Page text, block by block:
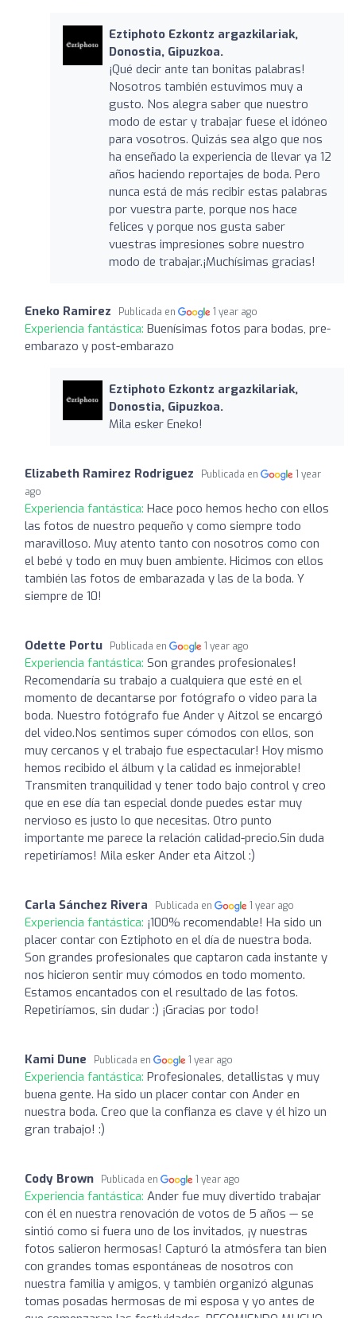
Eztiphoto Ezkontz argazkilariak,
Donostia, Gipuzkoa.
¡Qué decir ante tan bonitas palabras!
Nosotros también estuvimos muy a
gusto. Nos alegra saber que nuestro
modo de estar y trabajar fuese el idóneo
para vosotros. Quizás sea algo que nos
ha enseñado la experiencia de llevar ya 12
años haciendo reportajes de boda. Pero
nunca está de más recibir estas palabras
por vuestra parte, porque nos hace
felices y porque nos gusta saber
vuestras impresiones sobre nuestro
modo de trabajar.¡Muchísimas gracias!
Eneko Ramirez Publicada en 1 year ago
Experiencia fantástica: Buenísimas fotos para bodas, pre-
embarazo y post-embarazo
Eztiphoto Ezkontz argazkilariak,
Donostia, Gipuzkoa.
Mila esker Eneko!
Elizabeth Ramirez Rodriguez Publicada en
1 year
ago
Experiencia fantástica: Hace poco hemos hecho con ellos
las fotos de nuestro pequeño y como siempre todo
maravilloso. Muy atento tanto con nosotros como con
el bebé y todo en muy buen ambiente. Hicimos con ellos
también las fotos de embarazada y las de la boda. Y
siempre de 10!
Odette Portu Publicada en 1 year ago
Experiencia fantástica: Son grandes profesionales!
Recomendaría su trabajo a cualquiera que esté en el
momento de decantarse por fotógrafo o video para la
boda. Nuestro fotógrafo fue Ander y Aitzol se encargó
del video.Nos sentimos super cómodos con ellos, son
muy cercanos y el trabajo fue espectacular! Hoy mismo
hemos recibido el álbum y la calidad es inmejorable!
Transmiten tranquilidad y tener todo bajo control y creo
que en ese día tan especial donde puedes estar muy
nervioso es justo lo que necesitas. Otro punto
importante me parece la relación calidad-precio.Sin duda
repetiríamos! Mila esker Ander eta Aitzol :)
Carla Sánchez Rivera Publicada en 1 year ago
Experiencia fantástica: ¡100% recomendable! Ha sido un
placer contar con Eztiphoto en el día de nuestra boda.
Son grandes profesionales que captaron cada instante y
nos hicieron sentir muy cómodos en todo momento.
Estamos encantados con el resultado de las fotos.
Repetiríamos, sin dudar :) ¡Gracias por todo!
Kami Dune Publicada en 1 year ago
Experiencia fantástica: Profesionales, detallistas y muy
buena gente. Ha sido un placer contar con Ander en
nuestra boda. Creo que la confianza es clave y él hizo un
gran trabajo! :)
Cody Brown Publicada en 1 year ago
Experiencia fantástica: Ander fue muy divertido trabajar
con él en nuestra renovación de votos de 5 años — se
sintió como si fuera uno de los invitados, ¡y nuestras
fotos salieron hermosas! Capturó la atmósfera tan bien
con grandes tomas espontáneas de nosotros con
nuestra familia y amigos, y también organizó algunas
tomas posadas hermosas de mi esposa y yo antes de